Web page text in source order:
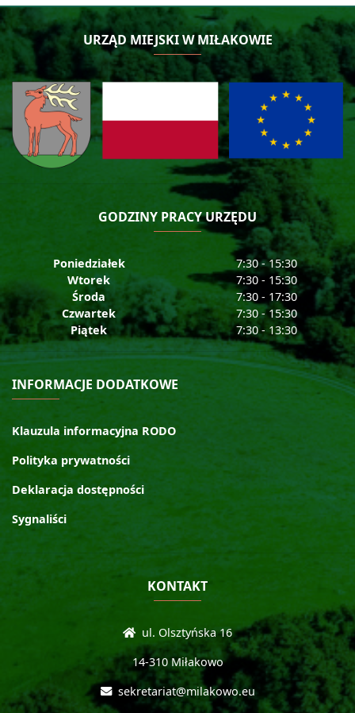
URZĄD MIEJSKI W MIŁAKOWIE
GODZINY PRACY URZĘDU
Poniedziałek
7:30 - 15:30
Wtorek
7:30 - 15:30
Środa
7:30 - 17:30
Czwartek
7:30 - 15:30
Piątek
7:30 - 13:30
INFORMACJE DODATKOWE
Klauzula informacyjna RODO
Polityka prywatności
Deklaracja dostępności
Sygnaliści
KONTAKT
ul. Olsztyńska 16
14-310 Miłakowo
sekretariat@milakowo.eu